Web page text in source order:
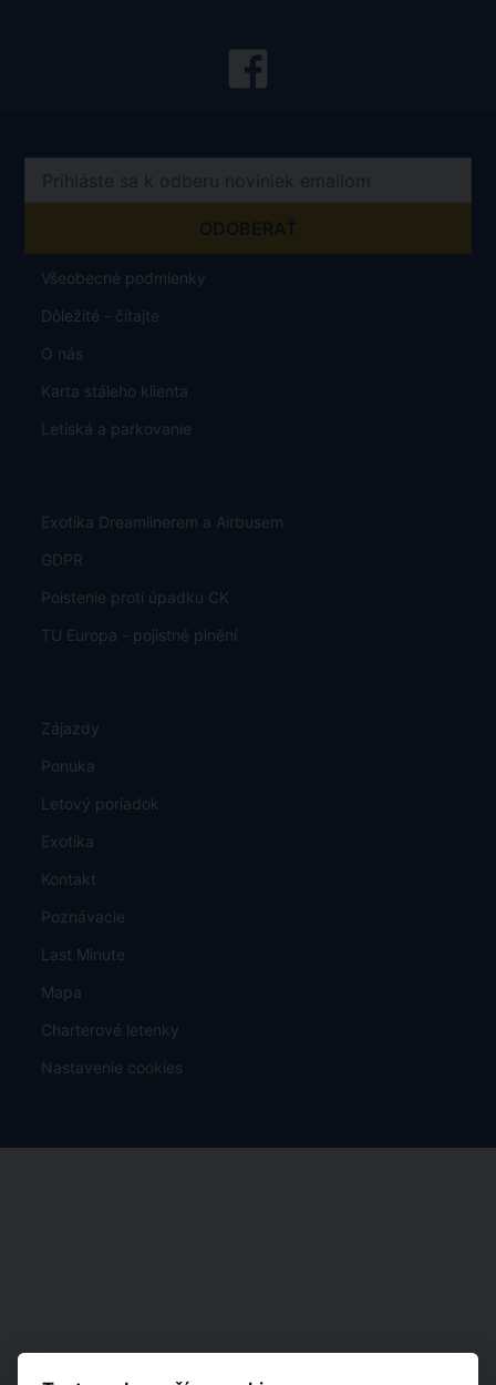
Všeobecné podmienky
Dôležité - čítajte
O nás
Karta stáleho klienta
Letiská a parkovanie
Exotika Dreamlinerem a Airbusem
GDPR
Poistenie proti úpadku CK
TU Europa - pojistné plnění
Zájazdy
Ponuka
Letový poriadok
Exotika
Kontakt
Poznávacie
Last Minute
Mapa
Charterové letenky
Nastavenie cookies